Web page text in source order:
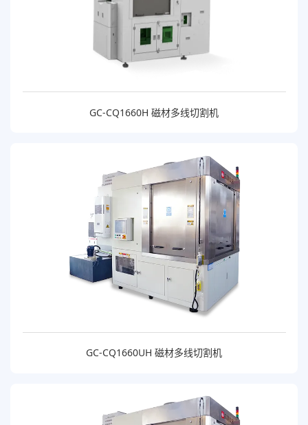
GC-CQ1660H 磁材多线切割机
GC-CQ1660UH 磁材多线切割机